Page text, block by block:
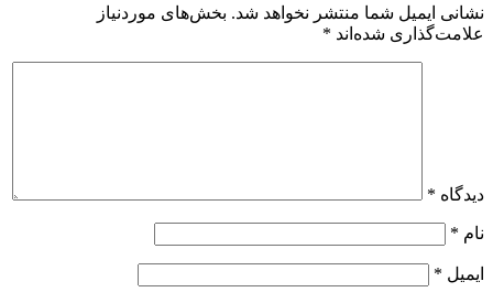
نشانی ایمیل شما منتشر نخواهد شد. بخش‌های موردنیاز
علامت‌گذاری شده‌اند *
دیدگاه *
نام *
ایمیل *